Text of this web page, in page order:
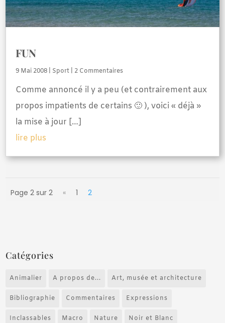
FUN
9 Mai 2008 Sport | 2 Commentaires
Comme annoncé il y a peu (et contrairement aux
propos impatients de certains 🙂 ), voici « déjà »
la mise à jour […]
lire plus
Page 2 sur 2 « 1 2
Catégories
Animalier A propos de... Art, musée et architecture
Bibliographie Commentaires Expressions
Inclassables Macro Nature Noir et Blanc